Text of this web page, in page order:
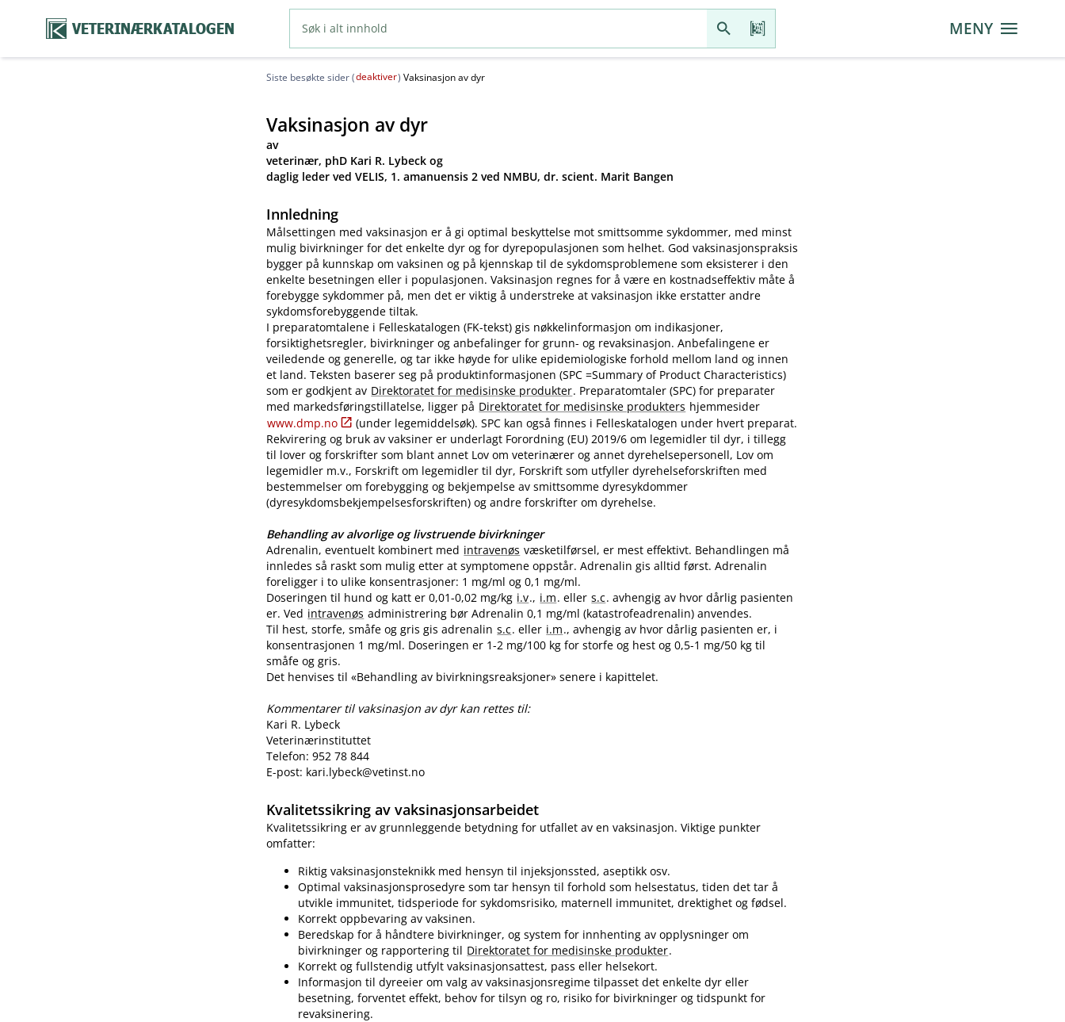
VETERINÆRKATALOGEN MENY
Siste besøkte sider (deaktiver) Vaksinasjon av dyr
Vaksinasjon av dyr
av
veterinær, phD Kari R. Lybeck og
daglig leder ved VELIS, 1. amanuensis 2 ved NMBU, dr. scient. Marit Bangen
Innledning
Målsettingen med vaksinasjon er å gi optimal beskyttelse mot smittsomme sykdommer, med minst
mulig bivirkninger for det enkelte dyr og for dyrepopulasjonen som helhet. God vaksinasjonspraksis
bygger på kunnskap om vaksinen og på kjennskap til de sykdomsproblemene som eksisterer i den
enkelte besetningen eller i populasjonen. Vaksinasjon regnes for å være en kostnadseffektiv måte å
forebygge sykdommer på, men det er viktig å understreke at vaksinasjon ikke erstatter andre
sykdomsforebyggende tiltak.
I preparatomtalene i Felleskatalogen (FK-tekst) gis nøkkelinformasjon om indikasjoner,
forsiktighetsregler, bivirkninger og anbefalinger for grunn- og revaksinasjon. Anbefalingene er
veiledende og generelle, og tar ikke høyde for ulike epidemiologiske forhold mellom land og innen
et land. Teksten baserer seg på produktinformasjonen (SPC =Summary of Product Characteristics)
som er godkjent av Direktoratet for medisinske produkter. Preparatomtaler (SPC) for preparater
med markedsføringstillatelse, ligger på Direktoratet for medisinske produkters hjemmesider
www.dmp.no
(under legemiddelsøk). SPC kan også finnes i Felleskatalogen under hvert preparat.
Rekvirering og bruk av vaksiner er underlagt Forordning (EU) 2019/6 om legemidler til dyr, i tillegg
til lover og forskrifter som blant annet Lov om veterinærer og annet dyrehelsepersonell, Lov om
legemidler m.v., Forskrift om legemidler til dyr, Forskrift som utfyller dyrehelseforskriften med
bestemmelser om forebygging og bekjempelse av smittsomme dyresykdommer
(dyresykdomsbekjempelsesforskriften) og andre forskrifter om dyrehelse.
Behandling av alvorlige og livstruende bivirkninger
Adrenalin, eventuelt kombinert med intravenøs væsketilførsel, er mest effektivt. Behandlingen må
innledes så raskt som mulig etter at symptomene oppstår. Adrenalin gis alltid først. Adrenalin
foreligger i to ulike konsentrasjoner: 1 mg/ml og 0,1 mg​/​ml.
Doseringen til hund og katt er 0,01-0,02 mg/kg i.v., i.m. eller s.c. avhengig av hvor dårlig pasienten
er. Ved intravenøs administrering bør Adrenalin 0,1 mg/ml (katastrofeadrenalin) anvendes.
Til hest, storfe, småfe og gris gis adrenalin s.c. eller i.m., avhengig av hvor dårlig pasienten er, i
konsentrasjonen 1 mg​/​ml. Doseringen er 1-2 mg/100 kg for storfe og hest og 0,5-1 mg/50 kg til
småfe og gris.
Det henvises til «Behandling av bivirkningsreaksjoner» senere i kapittelet.
Kommentarer til vaksinasjon av dyr kan rettes til:
Kari R. Lybeck
Veterinærinstituttet
Telefon: 952 78 844
E-post: kari.lybeck@vetinst.no
Kvalitetssikring av vaksinasjonsarbeidet
Kvalitetssikring er av grunnleggende betydning for utfallet av en vaksinasjon. Viktige punkter
omfatter:
Riktig vaksinasjonsteknikk med hensyn til injeksjonssted, aseptikk osv.
Optimal vaksinasjonsprosedyre som tar hensyn til forhold som helsestatus, tiden det tar å
utvikle immunitet, tidsperiode for sykdomsrisiko, maternell immunitet, drektighet og fødsel.
Korrekt oppbevaring av vaksinen.
Beredskap for å håndtere bivirkninger, og system for innhenting av opplysninger om
bivirkninger og rapportering til Direktoratet for medisinske produkter.
Korrekt og fullstendig utfylt vaksinasjonsattest, pass eller helsekort.
Informasjon til dyreeier om valg av vaksinasjonsregime tilpasset det enkelte dyr eller
besetning, forventet effekt, behov for tilsyn og ro, risiko for bivirkninger og tidspunkt for
revaksinering.